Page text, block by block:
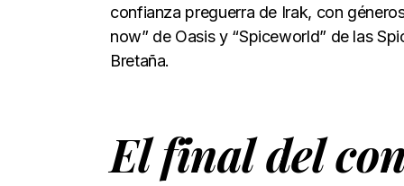
confianza preguerra de Irak, con
now” de Oasis y “Spiceworld” de las
Bretaña.
El final del